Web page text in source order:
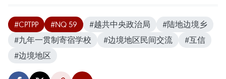
#CPTPP #NQ 59 #越共中央政治局
#陆地边境乡
#九年一贯制寄宿学校
#边境地区民间交流
#互信
#边境地区